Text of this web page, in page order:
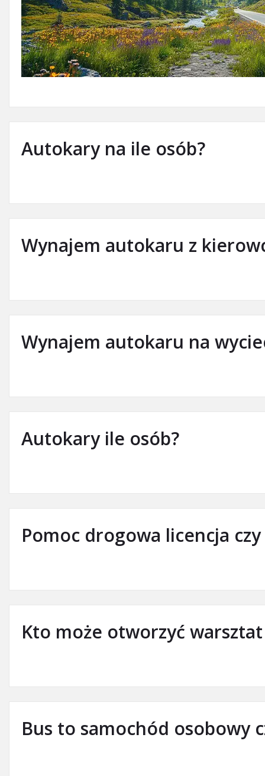
Autokary na ile osób?
Wynajem autokaru z
Wynajem autokaru na
Autokary ile osób?
Pomoc drogowa licencja
Kto może otworzyć
Bus to samochód osobowy